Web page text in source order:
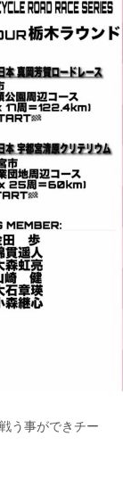
う事ができチー